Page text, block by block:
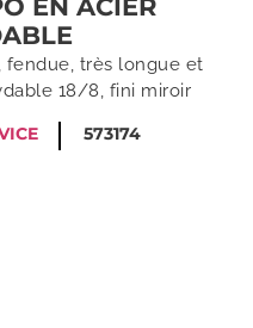
EN ACIER
fendue, très longue et
18/8, fini miroir
573174